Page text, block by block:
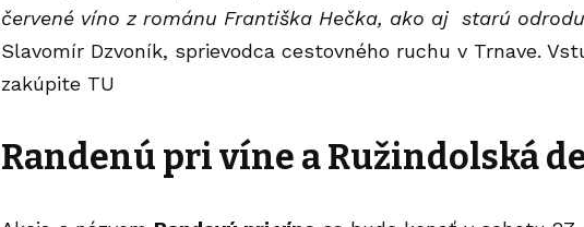
červené víno z románu Františka Hečka, ako aj starú
Slavomír Dzvoník, sprievodca cestovného ruchu v Trnave.
zakúpite TU
Randenú pri víne a Ružindolská